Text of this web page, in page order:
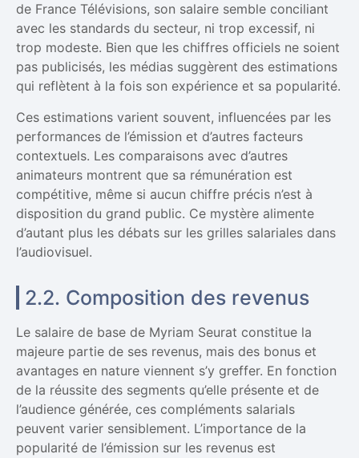
de France Télévisions, son salaire semble conciliant
avec les standards du secteur, ni trop excessif, ni
trop modeste. Bien que les chiffres officiels ne soient
pas publicisés, les médias suggèrent des estimations
qui reflètent à la fois son expérience et sa popularité.
Ces estimations varient souvent, influencées par les
performances de l’émission et d’autres facteurs
contextuels. Les comparaisons avec d’autres
animateurs montrent que sa rémunération est
compétitive, même si aucun chiffre précis n’est à
disposition du grand public. Ce mystère alimente
d’autant plus les débats sur les grilles salariales dans
l’audiovisuel.
2.2. Composition des revenus
Le salaire de base de Myriam Seurat constitue la
majeure partie de ses revenus, mais des bonus et
avantages en nature viennent s’y greffer. En fonction
de la réussite des segments qu’elle présente et de
l’audience générée, ces compléments salarials
peuvent varier sensiblement. L’importance de la
popularité de l’émission sur les revenus est